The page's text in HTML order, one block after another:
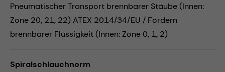
Pneumatischer Transport brennbarer Stäube (Innen:
Zone 20, 21, 22) ATEX 2014/34/EU / Fördern
brennbarer Flüssigkeit (Innen: Zone 0, 1, 2)
Spiralschlauchnorm